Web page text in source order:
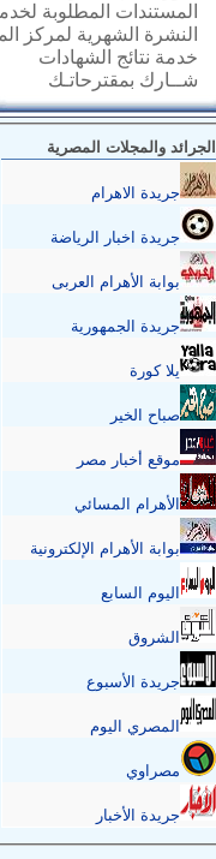
المستندات المطلوبة
النشرة الشهرية لمركز
خدمة نتائج الشهادات
شــارك بمقترحاتـك
الجرائد والمجلات المصرية
جريدة الاهرام
جريدة اخبار الرياضة
بوابة الأهرام العربى
جريدة الجمهورية
يلا كورة
صباح الخير
موقع أخبار مصر
الأهرام المسائي
بوابة الأهرام الإلكترونية
اليوم السابع
الشروق
جريدة الأسبوع
المصري اليوم
مصراوي
جريدة الأخبار